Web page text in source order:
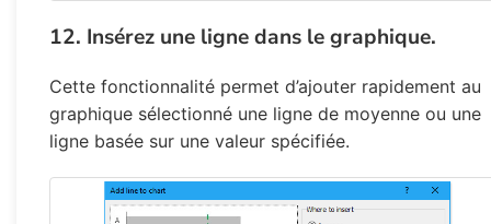
12. Insérez une ligne dans le graphique.
Cette fonctionnalité permet d’ajouter rapidement au
graphique sélectionné une ligne de moyenne ou une
ligne basée sur une valeur spécifiée.